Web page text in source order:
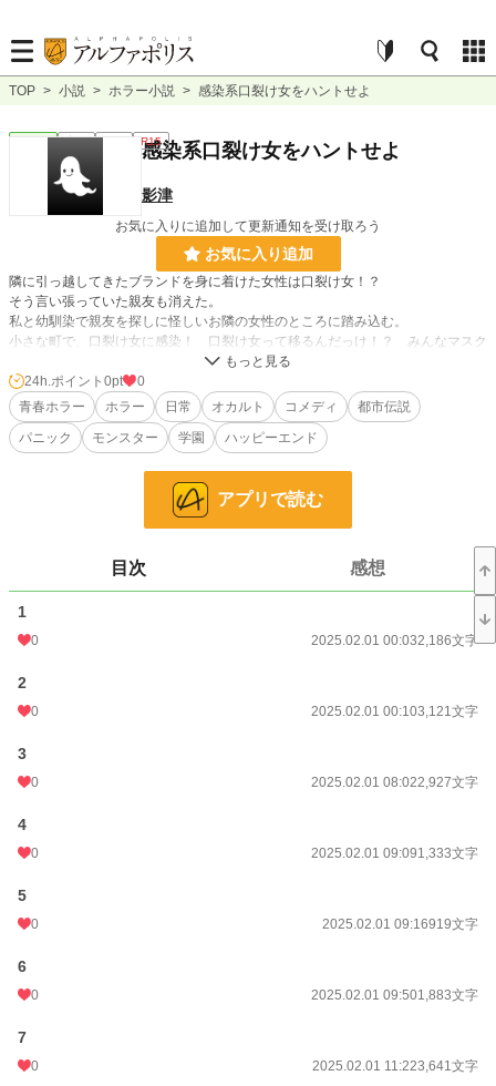
TOP > 小説 > ホラー小説 > 感染系口裂け女をハントせよ
ホラー 完結 R15
感染系口裂け女をハントせよ
影津
お気に入りに追加して更新通知を受け取ろう
お気に入り追加
隣に引っ越してきたブランドを身に着けた女性は口裂け女！？
そう言い張っていた親友も消えた。
私と幼馴染で親友を探しに怪しいお隣の女性のところに踏み込む。
小さな町で、口裂け女に感染！ 口裂け女って移るんだっけ！？ みんなマスク
してるから誰が口裂け女か分かんないよ！ 大人が信じてくれないのなら学生の
私達だけで戦ってみせる！
ホームセンターコメリで武器調達。日常の中で手に入るものだけで戦う！
小説 228,657 位 / 228,657 件
8,500 位 / 8,500 件
0 pt
文字数
更新日時
初回公開日時
初回完結日時
週間ポイント
24h.ポイント 0pt
0
青春ホラー
ホラー 日常 オカルト コメディ
都市伝説
パニック
モンスター 学園 ハッピーエンド
アプリで読む
目次 感想
1
0 2025.02.01 00:032,186文字
2
0 2025.02.01 00:103,121文字
3
0 2025.02.01 08:022,927文字
4
0 2025.02.01 09:091,333文字
5
0 2025.02.01 09:16919文字
6
0 2025.02.01 09:501,883文字
7
0 2025.02.01 11:223,641文字